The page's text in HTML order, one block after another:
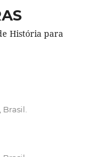
História para